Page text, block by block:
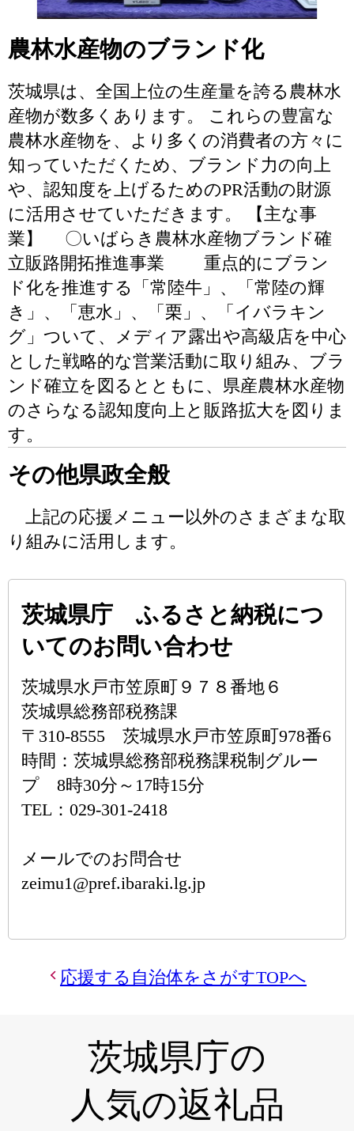
農林水産物のブランド化
茨城県は、全国上位の生産量を誇る農林水
産物が数多くあります。 これらの豊富な
農林水産物を、より多くの消費者の方々に
知っていただくため、ブランド力の向上
や、認知度を上げるためのPR活動の財源
に活用させていただきます。 【主な事
業】 〇いばらき農林水産物ブランド確
立販路開拓推進事業 重点的にブラン
ド化を推進する「常陸牛」、「常陸の輝
き」、「恵水」、「栗」、「イバラキン
グ」ついて、メディア露出や高級店を中心
とした戦略的な営業活動に取り組み、ブラ
ンド確立を図るとともに、県産農林水産物
のさらなる認知度向上と販路拡大を図りま
す。
その他県政全般
上記の応援メニュー以外のさまざまな取
り組みに活用します。
茨城県庁 ふるさと納税につ
いてのお問い合わせ
茨城県水戸市笠原町９７８番地６
茨城県総務部税務課
〒310-8555 茨城県水戸市笠原町978番6
時間：茨城県総務部税務課税制グルー
プ 8時30分～17時15分
TEL：029-301-2418
メールでのお問合せ
zeimu1@pref.ibaraki.lg.jp
応援する自治体をさがすTOPへ
茨城県庁の
人気の返礼品